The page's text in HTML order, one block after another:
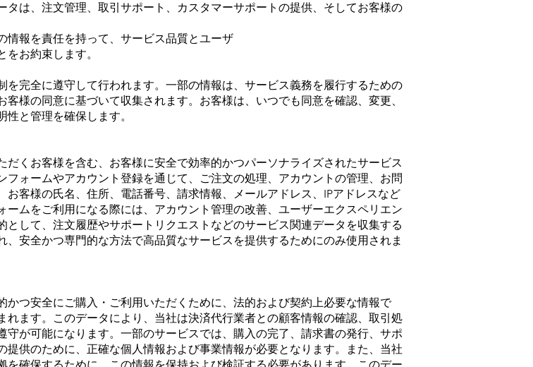
は、注文管理、取引サポート、カスタマーサポートの提供、そしてお客様の
情報を責任を持って、サービス品質とユーザ
お約束します。
完全に遵守して行われます。一部の情報は、サービス義務を履行するための
様の同意に基づいて収集されます。お客様は、いつでも同意を確認、変更、
と管理を確保します。
くお客様を含む、お客様に安全で効率的かつパーソナライズされたサービス
ォームやアカウント登録を通じて、ご注文の処理、アカウントの管理、お問
客様の氏名、住所、電話番号、請求情報、メールアドレス、IPアドレスなど
ムをご利用になる際には、アカウント管理の改善、ユーザーエクスペリエン
して、注文履歴やサポートリクエストなどのサービス関連データを収集する
安全かつ専門的な方法で高品質なサービスを提供するためにのみ使用されま
つ安全にご購入・ご利用いただくために、法的および契約上必要な情報で
ます。このデータにより、当社は決済代行業者との顧客情報の確認、取引処
が可能になります。一部のサービスでは、購入の完了、請求書の発行、サポ
供のために、正確な個人情報および事業情報が必要となります。また、当社